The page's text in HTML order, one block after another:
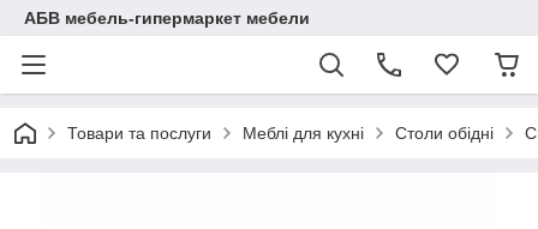
АБВ мебель-гипермаркет мебели
Товари та послуги Меблі для кухні Столи обідні